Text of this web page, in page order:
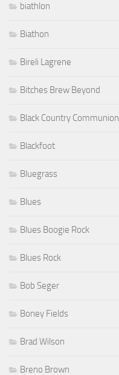
biathlon
Biathon
Bireli Lagrene
Bitches Brew Beyond
Black Country Communion
Blackfoot
Bluegrass
Blues
Blues Boogie Rock
Blues Rock
Bob Seger
Boney Fields
Brad Wilson
Breno Brown